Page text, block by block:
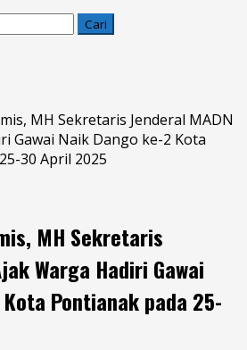
MH Sekretaris Jenderal MADN
Gawai Naik Dango ke-2 Kota
30 April 2025
MH Sekretaris
Warga Hadiri Gawai
Pontianak pada 25-